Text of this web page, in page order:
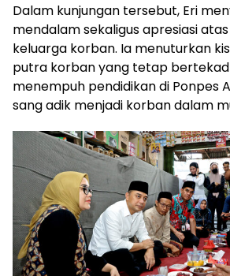
Dalam kunjungan tersebut, Eri
mendalam sekaligus apresiasi
keluarga korban. Ia menuturkan
putra korban yang tetap
menempuh pendidikan di Ponpes
sang adik menjadi korban dalam